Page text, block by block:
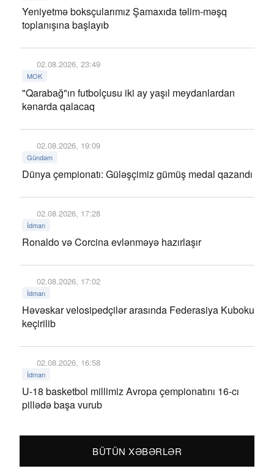
Yeniyetmə boksçularımız Şamaxıda təlim-məşq
toplanışına başlayıb
02.08.2026, 23:49
MOK
"Qarabağ"ın futbolçusu iki ay yaşıl meydanlardan
kənarda qalacaq
02.08.2026, 19:09
Gündəm
Dünya çempionatı: Güləşçimiz gümüş medal qazandı
02.08.2026, 17:28
İdman
Ronaldo və Corcina evlənməyə hazırlaşır
02.08.2026, 17:02
İdman
Həvəskar velosipedçilər arasında Federasiya Kuboku
keçirilib
02.08.2026, 16:58
İdman
U-18 basketbol millimiz Avropa çempionatını 16-cı
pillədə başa vurub
BÜTÜN XƏBƏRLƏR